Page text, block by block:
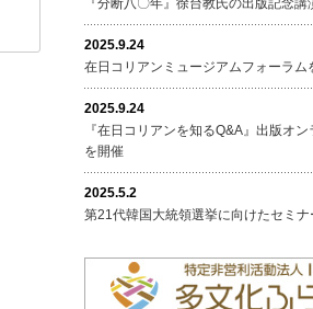
『分断八〇年』徐台教氏の出版記念
2025.9.24
在日コリアンミュージアムフォーラム
2025.9.24
『在日コリアンを知るQ&A』出版オン
を開催
2025.5.2
第21代韓国大統領選挙に向けたセミナ